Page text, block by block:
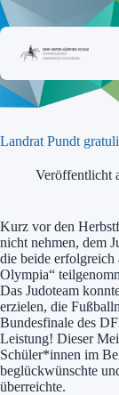
Zum
Inhalt
Landrat Pundt
Veröffentlicht
Kurz vor den
nicht nehmen, dem
die beide
Olympia“
Das Judoteam
erzielen, die
Bundesfinale des
Leistung! Dieser
Schüler*innen im
beglückwünschte
überreichte.